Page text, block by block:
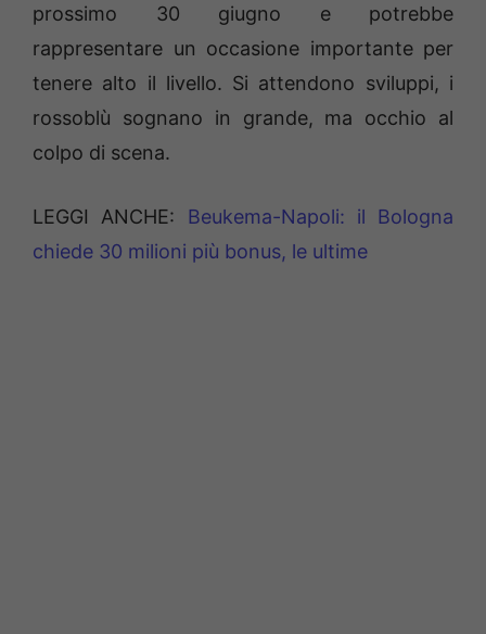
prossimo 30 giugno e potrebbe
rappresentare un occasione importante per
tenere alto il livello. Si attendono sviluppi, i
rossoblù sognano in grande, ma occhio al
colpo di scena.
LEGGI ANCHE: Beukema-Napoli: il Bologna
chiede 30 milioni più bonus, le ultime